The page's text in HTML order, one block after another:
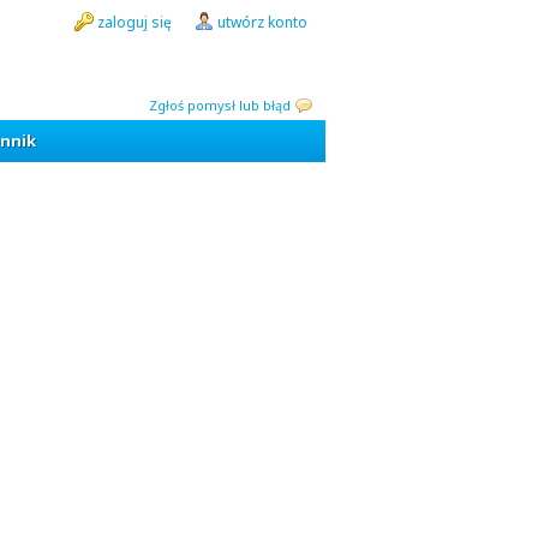
Zgłoś pomysł lub błąd
zaloguj się utwórz konto